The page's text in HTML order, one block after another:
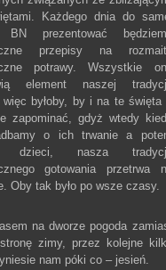
Każdego dnia do
BN prezentować
przepisy na
potrawy. Wszystkie
element naszej
więc byłoby, by i na te święta
zapominać, gdyż wtedy
o ich trwanie a
dzieci, nasza
gotowania przetrwa
Oby tak było po wsze czasy.
na dworze pogoda
zimy, przez kolejne
nam póki co – jesień.